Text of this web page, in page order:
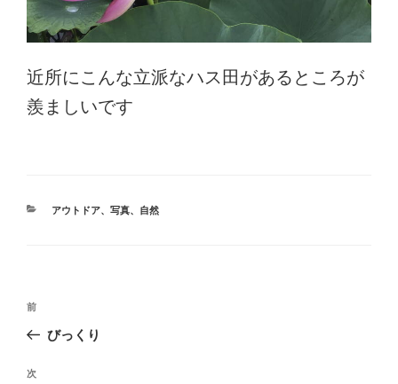
近所にこんな立派なハス田があるところが
羨ましいです
カ
アウトドア、 写真、 自然
投
ビ
前
の
稿
前
びっくり
次
次